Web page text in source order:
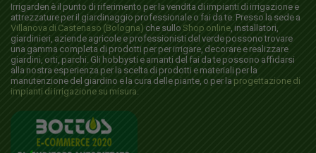
Irrigarden è il punto di riferimento per la vendita di impianti di irrigazione e
attrezzature per il giardinaggio professionale o fai da te. Presso la sede a
Villanova di Castenaso (Bologna) che sullo Shop online , installatori,
giardinieri, aziende agricole e professionisti del verde possono trovare
una gamma completa di prodotti per per irrigare, decorare e realizzare
giardini, orti, parchi. Gli hobbysti e amanti del fai da te possono affidarsi
alla nostra esperienza per la scelta di prodotti e materiali per la
manutenzione del giardino e la cura delle piante, o per la progettazione di
impianti di irrigazione su misura